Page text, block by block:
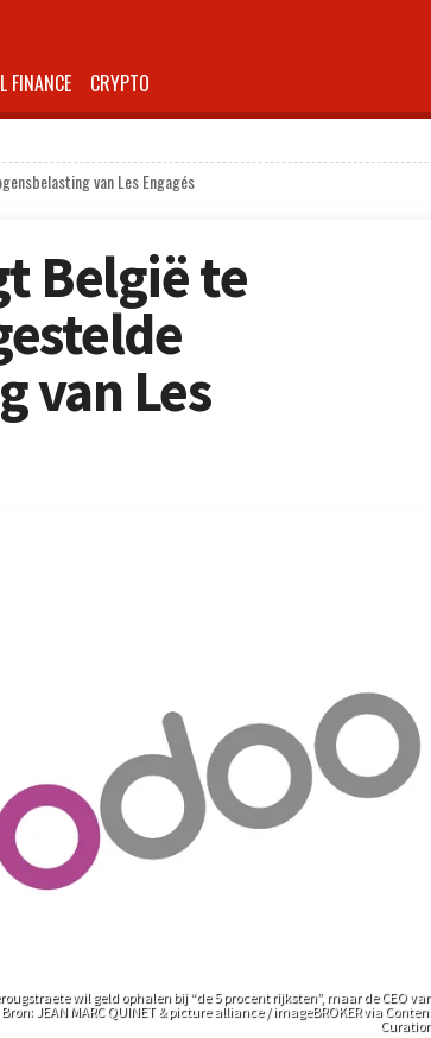
FINANCE CRYPTO
van Les Engagés
België te
van Les
wil geld ophalen bij “de 5 procent rijksten”, maar de CEO
JEAN MARC QUINET & picture alliance / imageBROKER via